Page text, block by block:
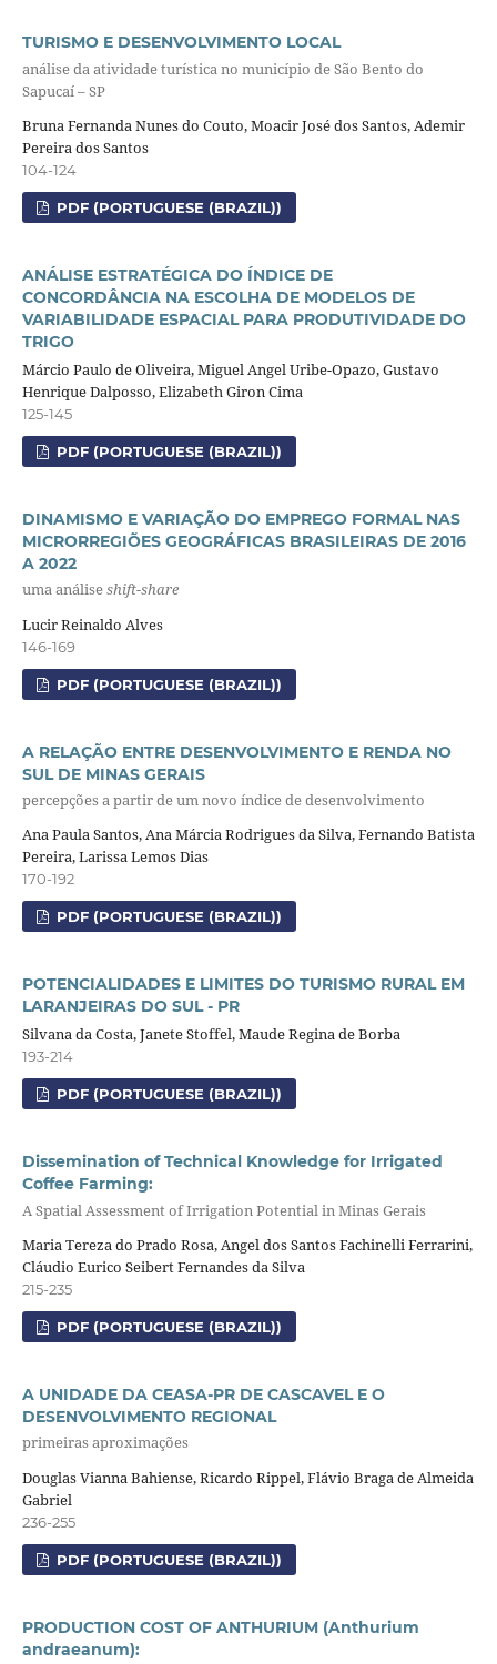
TURISMO E DESENVOLVIMENTO LOCAL
análise da atividade turística no município de São Bento do
Sapucaí – SP
Bruna Fernanda Nunes do Couto, Moacir José dos Santos, Ademir
Pereira dos Santos
104-124
PDF (PORTUGUESE (BRAZIL))
ANÁLISE ESTRATÉGICA DO ÍNDICE DE
CONCORDÂNCIA NA ESCOLHA DE MODELOS DE
VARIABILIDADE ESPACIAL PARA PRODUTIVIDADE DO
TRIGO
Márcio Paulo de Oliveira, Miguel Angel Uribe-Opazo, Gustavo
Henrique Dalposso, Elizabeth Giron Cima
125-145
PDF (PORTUGUESE (BRAZIL))
DINAMISMO E VARIAÇÃO DO EMPREGO FORMAL NAS
MICRORREGIÕES GEOGRÁFICAS BRASILEIRAS DE 2016
A 2022
uma análiseshift-share
Lucir Reinaldo Alves
146-169
PDF (PORTUGUESE (BRAZIL))
A RELAÇÃO ENTRE DESENVOLVIMENTO E RENDA NO
SUL DE MINAS GERAIS
percepções a partir de um novo índice de desenvolvimento
Ana Paula Santos, Ana Márcia Rodrigues da Silva, Fernando Batista
Pereira, Larissa Lemos Dias
170-192
PDF (PORTUGUESE (BRAZIL))
POTENCIALIDADES E LIMITES DO TURISMO RURAL EM
LARANJEIRAS DO SUL - PR
Silvana da Costa, Janete Stoffel, Maude Regina de Borba
193-214
PDF (PORTUGUESE (BRAZIL))
Dissemination of Technical Knowledge for Irrigated
Coffee Farming:
A Spatial Assessment of Irrigation Potential in Minas Gerais
Maria Tereza do Prado Rosa, Angel dos Santos Fachinelli Ferrarini,
Cláudio Eurico Seibert Fernandes da Silva
215-235
PDF (PORTUGUESE (BRAZIL))
A UNIDADE DA CEASA-PR DE CASCAVEL E O
DESENVOLVIMENTO REGIONAL
primeiras aproximações
Douglas Vianna Bahiense, Ricardo Rippel, Flávio Braga de Almeida
Gabriel
236-255
PDF (PORTUGUESE (BRAZIL))
PRODUCTION COST OF ANTHURIUM (Anthurium
andraeanum):